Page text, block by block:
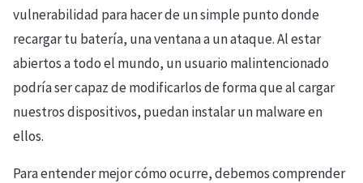
vulnerabilidad para hacer de un simple punto donde
recargar tu batería, una ventana a un ataque. Al estar
abiertos a todo el mundo, un usuario malintencionado
podría ser capaz de modificarlos de forma que al cargar
nuestros dispositivos, puedan instalar un malware en
ellos.
Para entender mejor cómo ocurre, debemos comprender